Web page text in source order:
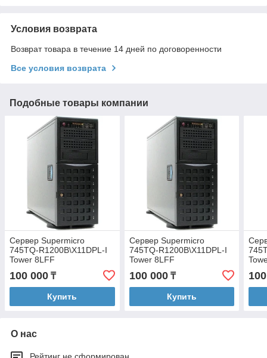
Условия возврата
Возврат товара в течение 14 дней по договоренности
Все условия возврата
Подобные товары компании
Сервер Supermicro
745TQ-R1200B\X11DPL-I
Tower 8LFF
100 000 ₸
Купить
Сервер Supermicro
745TQ-R1200B\X11DPL-I
Tower 8LFF
100 000₸
Купить
О нас